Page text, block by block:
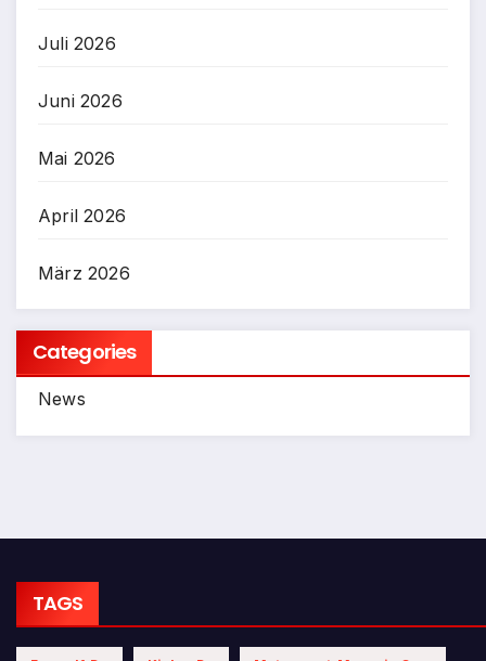
Juli 2026
Juni 2026
Mai 2026
April 2026
März 2026
Categories
News
TAGS